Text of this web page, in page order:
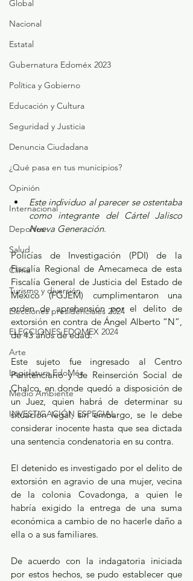
Global
Nacional
Estatal
Gubernatura Edoméx 2023
Política y Gobierno
Educación y Cultura
Seguridad y Justicia
Denuncia Ciudadana
¿Qué pasa en tus municipios?
Opinión
Internacional
Deportes
Salud
Clima
Turismo y diversión
Elecciones presidenciales 2024
ELECCIONES EDOMEX 2024
Arte
Legislatura EdoMéx
Medio Ambiente
INVESTIGACIÓN ESPECIAL
Este individuo al parecer se ostentaba
como integrante del Cártel Jalisco
Nueva Generación.
Policías de Investigación (PDI) de la
Fiscalía Regional de Amecameca de esta
Fiscalía General de Justicia del Estado de
México (FGJEM) cumplimentaron una
orden de aprehensión por el delito de
extorsión en contra de Ángel Alberto “N”,
de 43 años de edad.
Este sujeto fue ingresado al Centro
Penitenciario y de Reinserción Social de
Chalco, en donde quedó a disposición de
un Juez, quien habrá de determinar su
situación legal, sin embargo, se le debe
considerar inocente hasta que sea dictada
una sentencia condenatoria en su contra.
El detenido es investigado por el delito de
extorsión en agravio de una mujer, vecina
de la colonia Covadonga, a quien le
habría exigido la entrega de una suma
económica a cambio de no hacerle daño a
ella o a sus familiares.
De acuerdo con la indagatoria iniciada
por estos hechos, se pudo establecer que